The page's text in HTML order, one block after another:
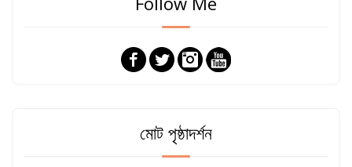
মোট পৃষ্ঠাদর্শন